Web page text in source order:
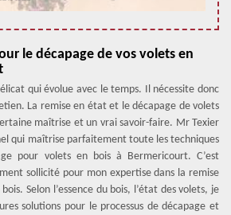
le décapage de vos volets en
qui évolue avec le temps. Il nécessite donc
La remise en état et le décapage de volets
maîtrise et un vrai savoir-faire. Mr Texier
qui maîtrise parfaitement toute les techniques
pour volets en bois à Bermericourt. C’est
sollicité pour mon expertise dans la remise
Selon l’essence du bois, l’état des volets, je
solutions pour le processus de décapage et